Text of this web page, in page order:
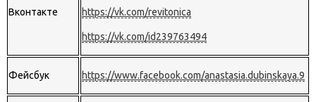
Вконтакте https://vk.com/revitonica
https://vk.com/id239763494
Фейсбук https://www.facebook.com/anastasia.dubinskaya.9